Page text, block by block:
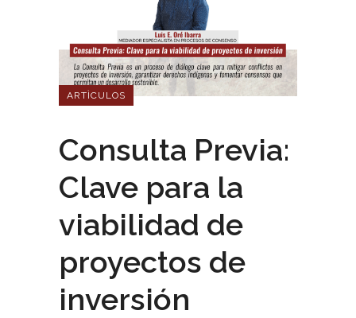
ARTÌCULOS
Consulta Previa:
Clave para la
viabilidad de
proyectos de
inversión